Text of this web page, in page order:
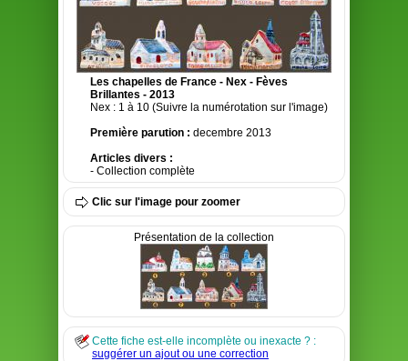
Les chapelles de France - Nex - Fèves
Brillantes - 2013
Nex : 1 à 10 (Suivre la numérotation sur l'image)
Première parution : decembre 2013
Articles divers :
- Collection complète
Clic sur l'image pour zoomer
Présentation de la collection
Cette fiche est-elle incomplète ou inexacte ? :
suggérer un ajout ou une correction